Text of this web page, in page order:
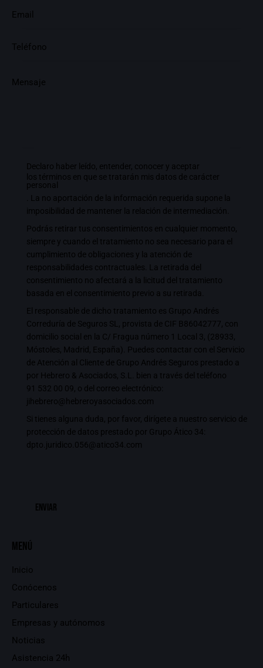
Declaro haber leído, entender, conocer y aceptar
los términos en que se tratarán mis datos de carácter
personal
. La no aportación de la información requerida supone la
imposibilidad de mantener la relación de intermediación.
Podrás retirar tus consentimientos en cualquier momento,
siempre y cuando el tratamiento no sea necesario para el
cumplimiento de obligaciones y la atención de
responsabilidades contractuales. La retirada del
consentimiento no afectará a la licitud del tratamiento
basada en el consentimiento previo a su retirada.
El responsable de dicho tratamiento es Grupo Andrés
Correduría de Seguros SL, provista de CIF B86042777, con
domicilio social en la C/ Fragua número 1 Local 3, (28933,
Móstoles, Madrid, España). Puedes contactar con el Servicio
de Atención al Cliente de Grupo Andrés Seguros prestado a
por Hebrero & Asociados, S.L. bien a través del teléfono
91 532 00 09, o del correo electrónico:
jihebrero@hebreroyasociados.com
Si tienes alguna duda, por favor, dirígete a nuestro servicio de
protección de datos prestado por Grupo Ático 34:
dpto.juridico.056@atico34.com
Menú
Inicio
Conócenos
Particulares
Empresas y autónomos
Noticias
Asistencia 24h